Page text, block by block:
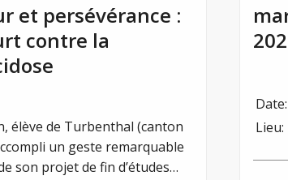
et persévérance :
contre la
élève de Turbenthal (canton
un geste remarquable
son projet de fin d’études
Date:
Lieu: